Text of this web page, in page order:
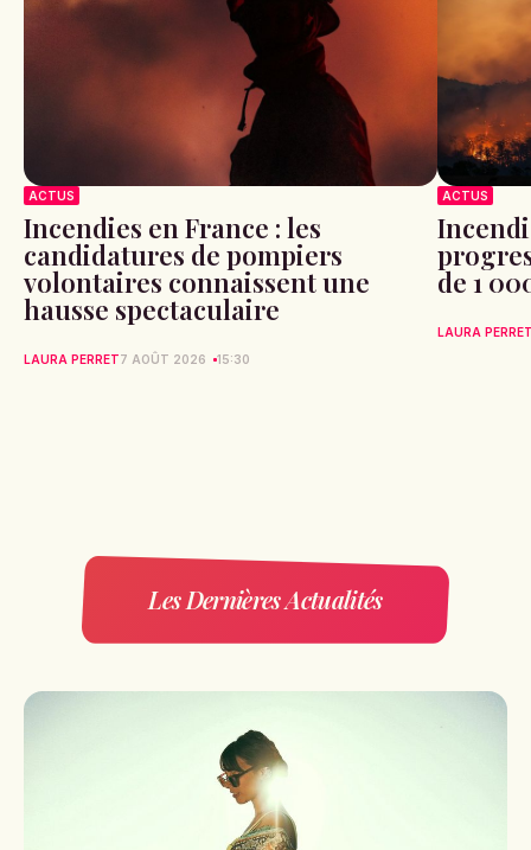
ACTUS
Incendies en France : les
candidatures de pompiers
volontaires connaissent une
hausse spectaculaire
LAURA PERRET7 AOÛT 2026 15:30
ACTUS
de 1
LAURA
Les Dernières Actualités